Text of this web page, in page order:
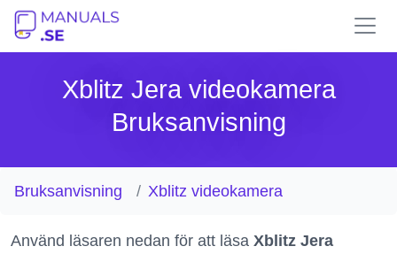
Xblitz Jera videokamera
Bruksanvisning
Bruksanvisning Xblitz videokamera
Använd läsaren nedan för att läsa Xblitz Jera